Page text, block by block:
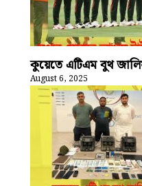
কুয়েতে এটিএম বুথ
August 6, 2025